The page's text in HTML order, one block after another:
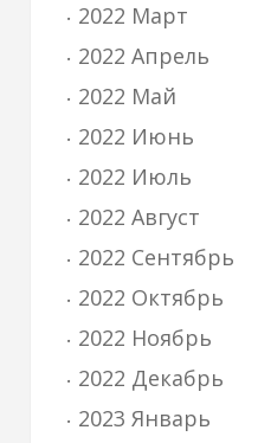
2022 Март
2022 Апрель
2022 Май
2022 Июнь
2022 Июль
2022 Август
2022 Сентябрь
2022 Октябрь
2022 Ноябрь
2022 Декабрь
2023 Январь